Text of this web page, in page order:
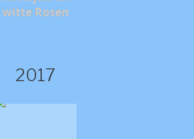
witte Rosen
2017